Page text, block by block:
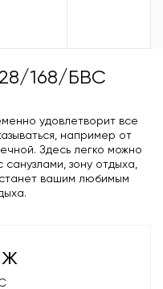
168/БВС
удовлетворит все
например от
Здесь легко можно
зону отдыха,
вашим любимым